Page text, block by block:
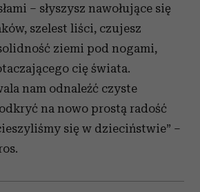
– słyszysz nawołujące się
szelest liści, czujesz
ziemi pod nogami,
cię świata.
nam odnaleźć czyste
na nowo prostą radość
się w dzieciństwie” –